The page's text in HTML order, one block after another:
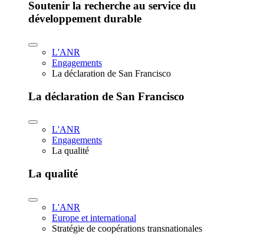
Soutenir la recherche au service du
développement durable
L'ANR
Engagements
La déclaration de San Francisco
La déclaration de San Francisco
L'ANR
Engagements
La qualité
La qualité
L'ANR
Europe et international
Stratégie de coopérations transnationales